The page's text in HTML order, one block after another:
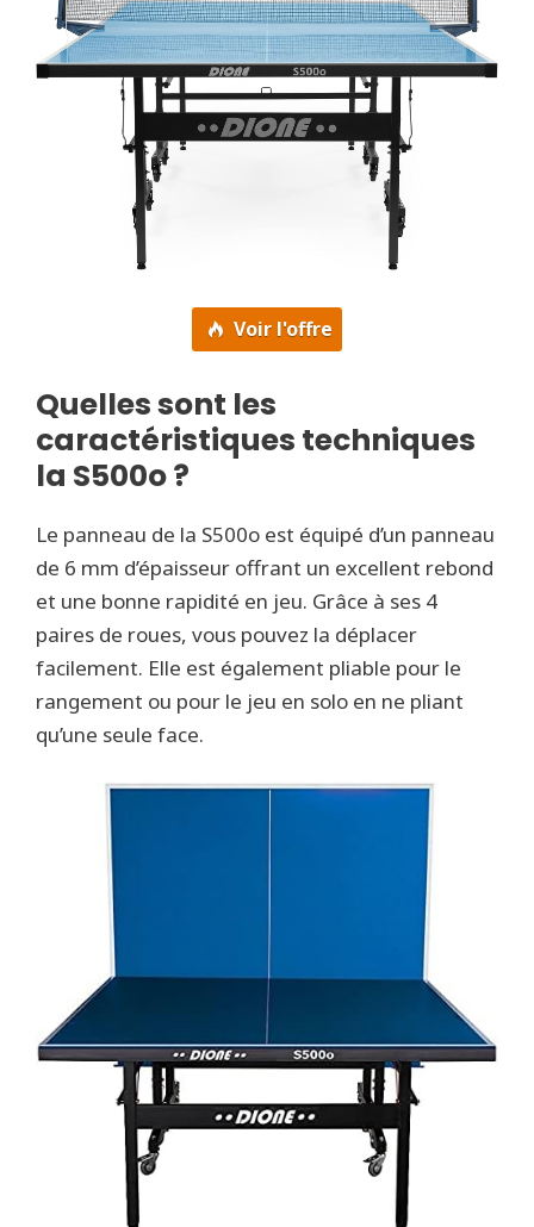
Voir l'offre
Quelles sont les
caractéristiques techniques
la S500o ?
Le panneau de la S500o est équipé d’un panneau
de 6 mm d’épaisseur offrant un excellent rebond
et une bonne rapidité en jeu. Grâce à ses 4
paires de roues, vous pouvez la déplacer
facilement. Elle est également pliable pour le
rangement ou pour le jeu en solo en ne pliant
qu’une seule face.